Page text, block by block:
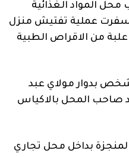
المواد الغذائية
اسفرت عملية تفتيش منزل
الموقوف من حجز ازيد من 20 علبة من الاقراص الطبية
بدوار مولاي عبد
صاحب المحل بالاكياس
بداخل محل تجاري